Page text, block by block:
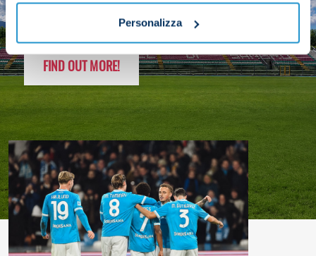
Personalizza
FOLLOW THE CHAMPS' JOURNEY
FIND OUT MORE!